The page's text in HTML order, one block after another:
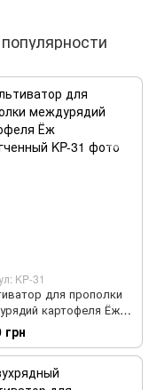
KP-31
для прополки
картофеля Ёж
грн